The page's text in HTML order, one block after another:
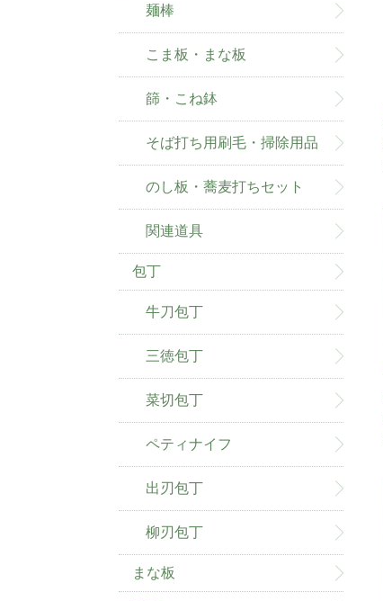
麺棒
こま板・まな板
篩・こね鉢
そば打ち用刷毛・掃除用品
のし板・蕎麦打ちセット
関連道具
包丁
牛刀包丁
三徳包丁
菜切包丁
ペティナイフ
出刃包丁
柳刃包丁
まな板